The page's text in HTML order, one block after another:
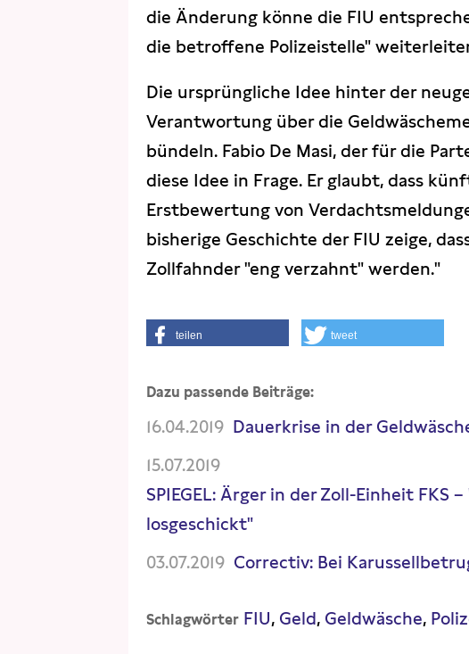
die Änderung könne die FIU
die betroffene Polizeistelle"
Die ursprüngliche Idee hinter der
Verantwortung über die
bündeln. Fabio De Masi, der für die
diese Idee in Frage. Er glaubt, dass
Erstbewertung von
bisherige Geschichte der FIU zeige,
Zollfahnder "eng verzahnt" werden."
teilen tweet
Dazu passende Beiträge:
16.04.2019 Dauerkrise in der
15.07.2019
SPIEGEL: Ärger in der Zoll-Einheit
losgeschickt"
03.07.2019 Correctiv: Bei
Schlagwörter FIU Geld Geldwäsche